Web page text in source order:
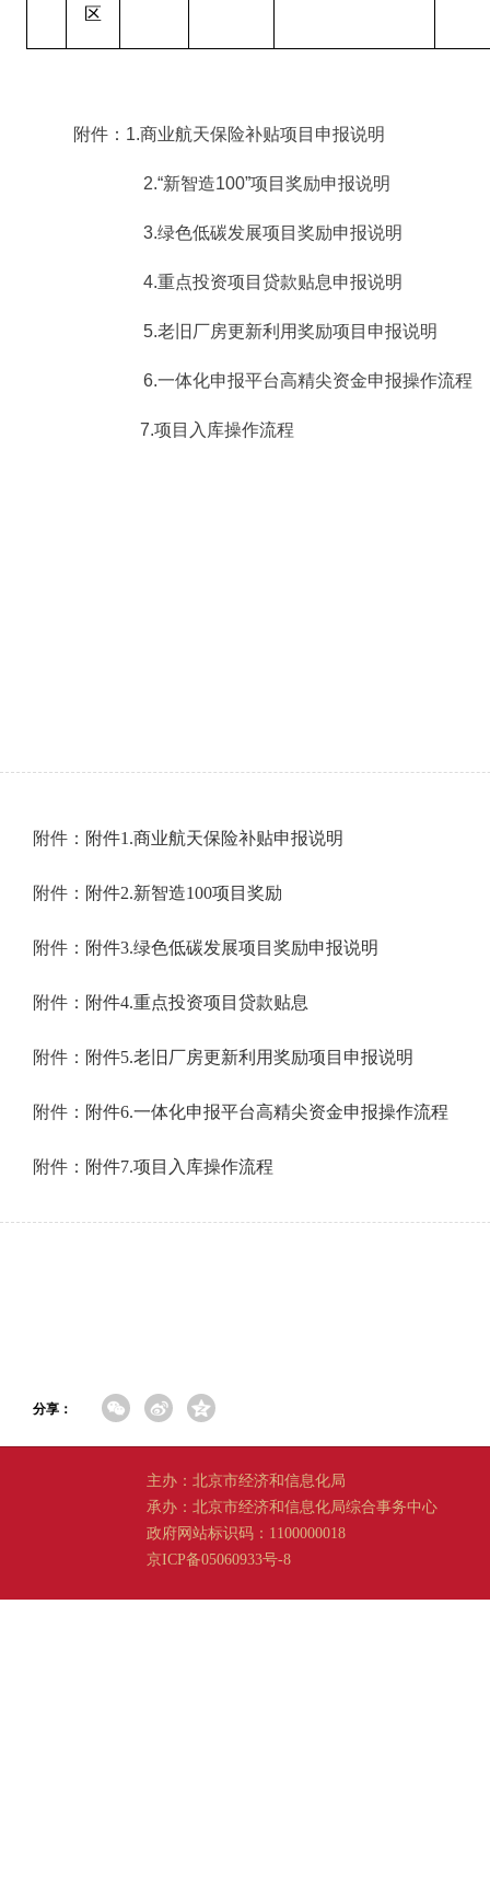
区
附件：1.商业航天保险补贴项目申报说明
2.“新智造100”项目奖励申报说明
3.绿色低碳发展项目奖励申报说明
4.重点投资项目贷款贴息申报说明
5.老旧厂房更新利用奖励项目申报说明
6.一体化申报平台高精尖资金申报操作流程
7.项目入库操作流程
附件： 附件1.商业航天保险补贴申报说明
附件： 附件2.新智造100项目奖励
附件： 附件3.绿色低碳发展项目奖励申报说明
附件： 附件4.重点投资项目贷款贴息
附件： 附件5.老旧厂房更新利用奖励项目申报说明
附件： 附件6.一体化申报平台高精尖资金申报操作流程
附件： 附件7.项目入库操作流程
分享：
主办：北京市经济和信息化局
承办：北京市经济和信息化局综合事务中心
政府网站标识码：1100000018
京ICP备05060933号-8